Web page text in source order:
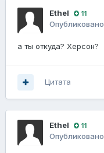
Ethel 11
Опубликовано
а ты откуда? Херсон?
Цитата
Ethel 11
Опубликовано